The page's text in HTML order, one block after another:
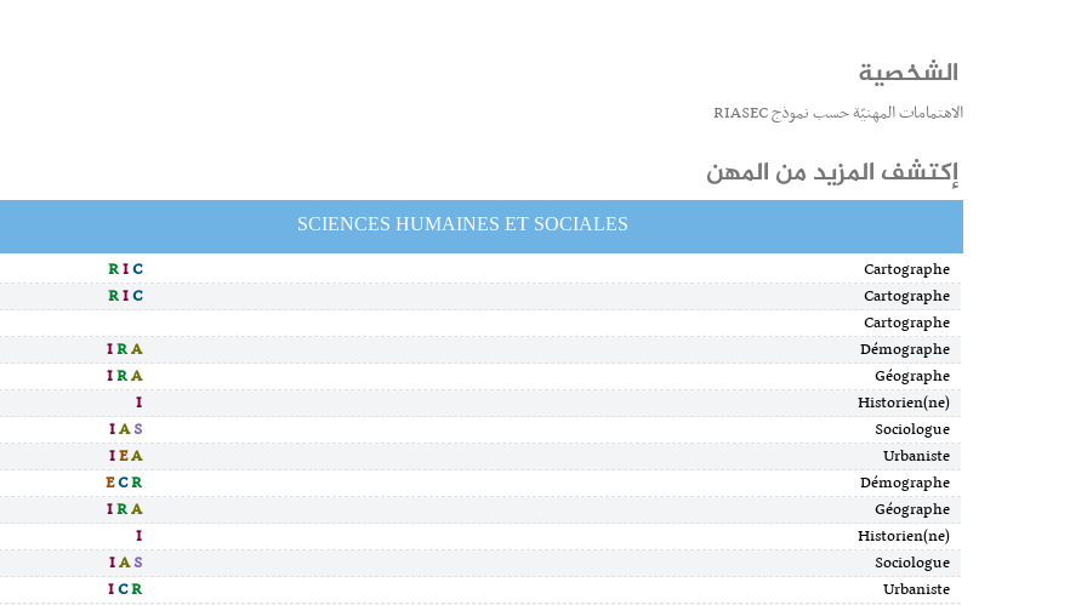
الشخصية
الاهتمامات المهنيّة حسب نموذج RIASEC
إكتشف المزيد من المهن
SCIENCES HUMAINES ET SOCIALES
RIC
RIC
IRA
IRA
I
IAS
IEA
ECR
IRA
I
IAS
ICR